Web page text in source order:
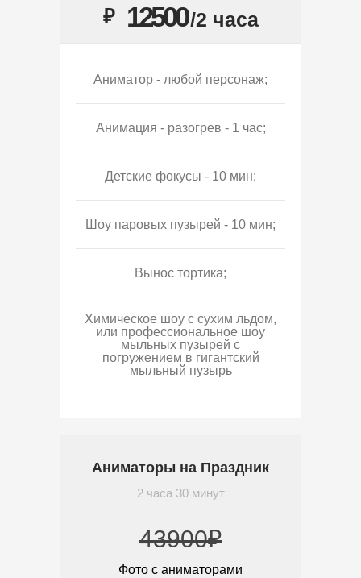
₽ 12500/2 часа
Аниматор - любой персонаж;
Анимация - разогрев - 1 час;
Детские фокусы - 10 мин;
Шоу паровых пузырей - 10 мин;
Вынос тортика;
Химическое шоу с сухим льдом,
или профессиональное шоу
мыльных пузырей с
погружением в гигантский
мыльный пузырь
Аниматоры на Праздник
2 часа 30 минут
43900₽
Фото с аниматорами